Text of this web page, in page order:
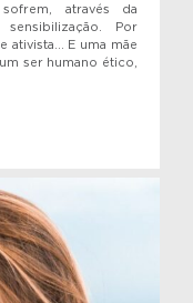
através da
Por
ativista… E uma mãe
ser humano ético,